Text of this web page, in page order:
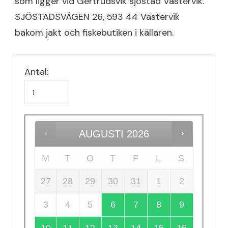
SJÖSTADSVÄGEN 26, 593 44 Västervik
bakom jakt och fiskebutiken i källaren.
Antal:
AUGUSTI 2026
M T O T F L S
27 28 29 30 31 1 2
3 4 5 6 7 8 9